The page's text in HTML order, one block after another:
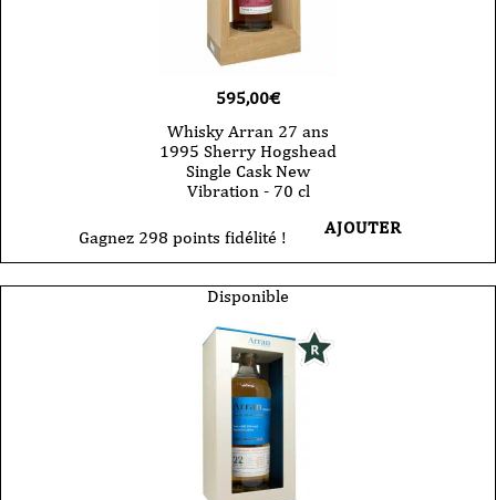
595,00€
Whisky Arran 27 ans
1995 Sherry Hogshead
Single Cask New
Vibration - 70 cl
Gagnez 298 points fidélité ! AJOUTER
Disponible